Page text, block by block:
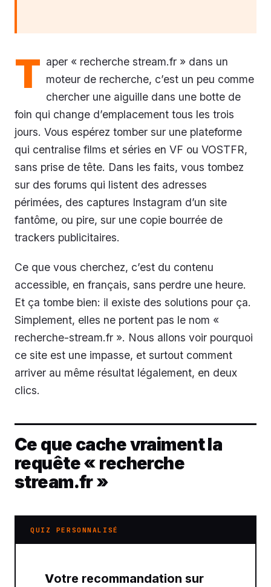
T aper « recherche stream.fr » dans un
moteur de recherche, c’est un peu comme
chercher une aiguille dans une botte de
foin qui change d’emplacement tous les trois
jours. Vous espérez tomber sur une plateforme
qui centralise films et séries en VF ou VOSTFR,
sans prise de tête. Dans les faits, vous tombez
sur des forums qui listent des adresses
périmées, des captures Instagram d’un site
fantôme, ou pire, sur une copie bourrée de
trackers publicitaires.
Ce que vous cherchez, c’est du contenu
accessible, en français, sans perdre une heure.
Et ça tombe bien: il existe des solutions pour ça.
Simplement, elles ne portent pas le nom «
recherche-stream.fr ». Nous allons voir pourquoi
ce site est une impasse, et surtout comment
arriver au même résultat légalement, en deux
clics.
Ce que cache vraiment la
requête « recherche
stream.fr »
QUIZ PERSONNALISÉ
Votre recommandation sur